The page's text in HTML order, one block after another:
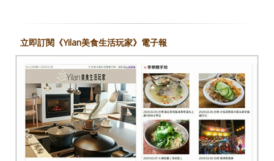
立即訂閱《Yilan美食生活玩家》電子報